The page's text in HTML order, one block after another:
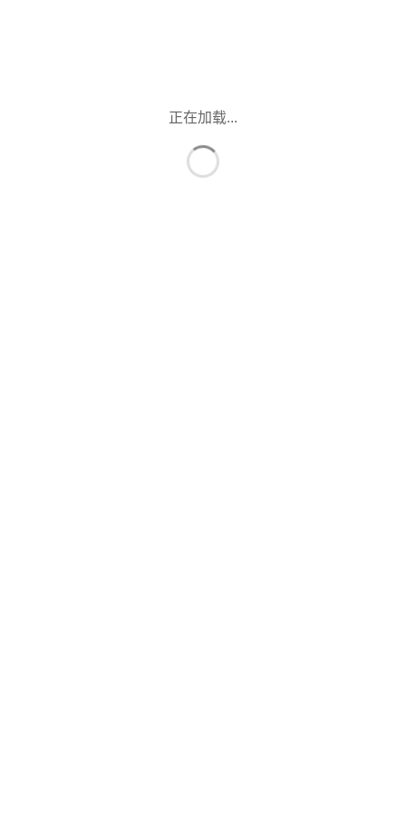
正在加载...